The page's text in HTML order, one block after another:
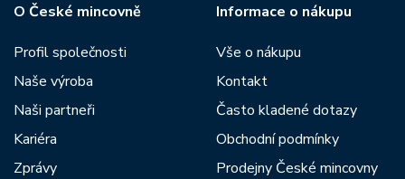
O České mincovně
Profil společnosti
Naše výroba
Naši partneři
Kariéra
Zprávy
Informace o nákupu
Vše o nákupu
Kontakt
Často kladené dotazy
Obchodní podmínky
Prodejny České mincovny